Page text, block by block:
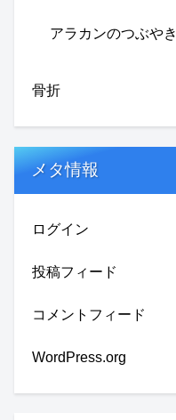
アラカンのつぶやき
骨折
メタ情報
ログイン
投稿フィード
コメントフィード
WordPress.org